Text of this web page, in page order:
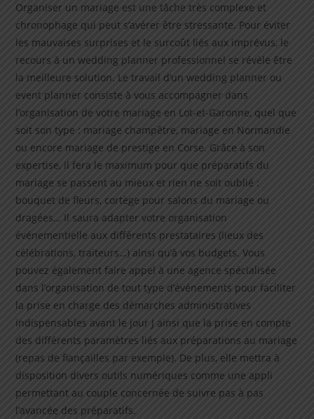
Organiser un mariage est une tâche très complexe et
chronophage qui peut s’avérer être stressante. Pour éviter
les mauvaises surprises et le surcoût liés aux imprévus, le
recours à un wedding planner professionnel se révèle être
la meilleure solution. Le travail d’un wedding planner ou
event planner consiste à vous accompagner dans
l’organisation de votre mariage en Lot-et-Garonne, quel que
soit son type : mariage champêtre, mariage en Normandie
ou encore mariage de prestige en Corse. Grâce à son
expertise, il fera le maximum pour que préparatifs du
mariage se passent au mieux et rien ne soit oublié :
bouquet de fleurs, cortège pour salons du mariage ou
dragées… Il saura adapter votre organisation
événementielle aux différents prestataires (lieux des
célébrations, traiteurs…) ainsi qu’à vos budgets. Vous
pouvez également faire appel à une agence spécialisée
dans l’organisation de tout type d’événements pour faciliter
la prise en charge des démarches administratives
indispensables avant le jour J ainsi que la prise en compte
des différents paramètres liés aux préparations au mariage
(repas de fiançailles par exemple). De plus, elle mettra à
disposition divers outils numériques comme une appli
permettant au couple concernée de suivre pas à pas
l’avancée des préparatifs.